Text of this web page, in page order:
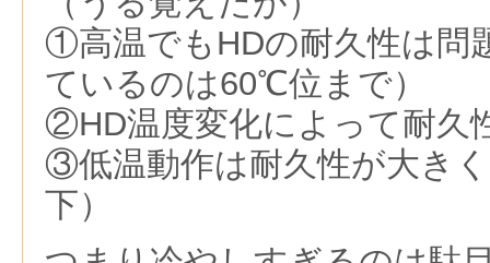
①高温でもHDの耐久性は問
ているのは60℃位まで）
②HD温度変化によって耐久
③低温動作は耐久性が大き
下）